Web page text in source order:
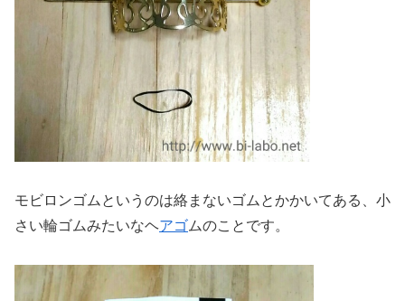
モビロンゴムというのは絡まないゴムとかかいてある、小
さい輪ゴムみたいなヘアゴムのことです。